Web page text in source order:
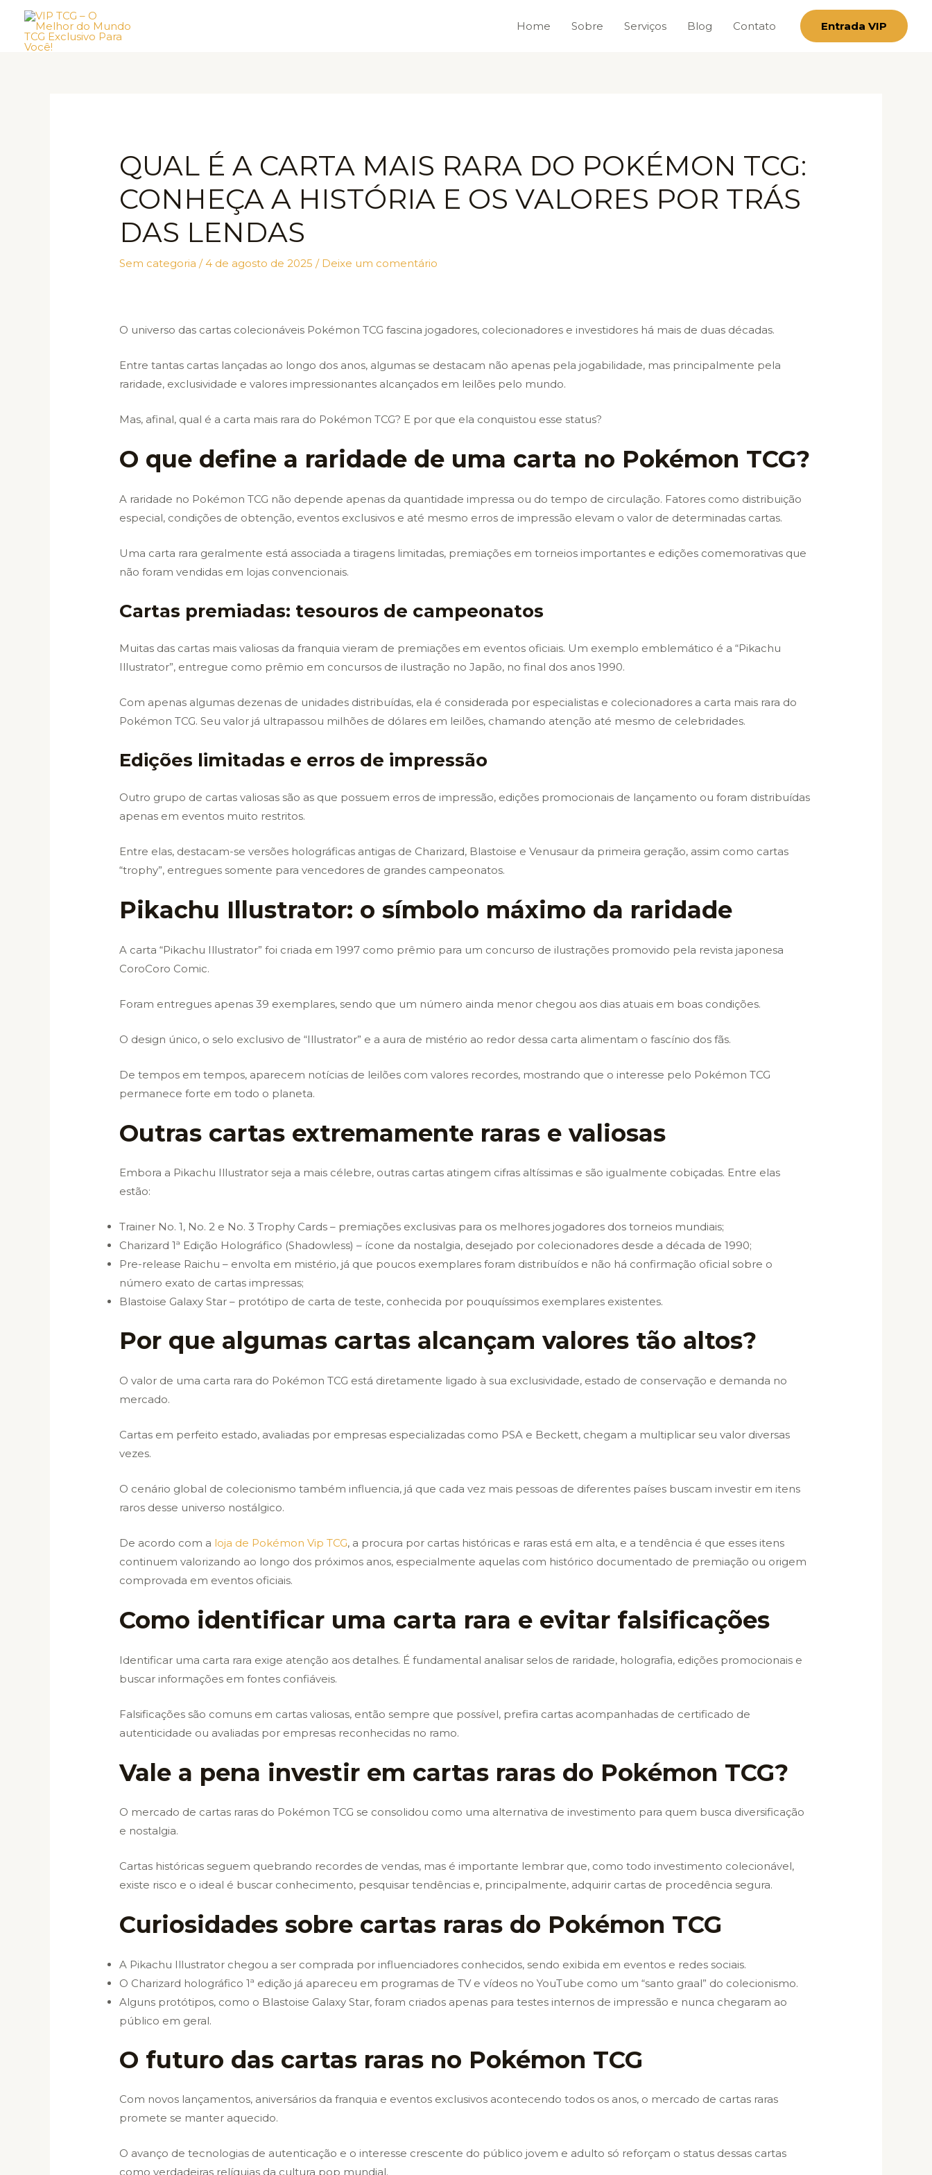
Home Sobre Serviços Blog Contato Entrada VIP
QUAL É A CARTA MAIS RARA DO POKÉMON TCG:
CONHEÇA A HISTÓRIA E OS VALORES POR TRÁS
DAS LENDAS
Sem categoria / 4 de agosto de 2025/ Deixe um comentário
O universo das cartas colecionáveis Pokémon TCG fascina jogadores, colecionadores e investidores há mais de duas décadas.
Entre tantas cartas lançadas ao longo dos anos, algumas se destacam não apenas pela jogabilidade, mas principalmente pela
raridade, exclusividade e valores impressionantes alcançados em leilões pelo mundo.
Mas, afinal, qual é a carta mais rara do Pokémon TCG? E por que ela conquistou esse status?
O que define a raridade de uma carta no Pokémon TCG?
A raridade no Pokémon TCG não depende apenas da quantidade impressa ou do tempo de circulação. Fatores como distribuição
especial, condições de obtenção, eventos exclusivos e até mesmo erros de impressão elevam o valor de determinadas cartas.
Uma carta rara geralmente está associada a tiragens limitadas, premiações em torneios importantes e edições comemorativas que
não foram vendidas em lojas convencionais.
Cartas premiadas: tesouros de campeonatos
Muitas das cartas mais valiosas da franquia vieram de premiações em eventos oficiais. Um exemplo emblemático é a “Pikachu
Illustrator”, entregue como prêmio em concursos de ilustração no Japão, no final dos anos 1990.
Com apenas algumas dezenas de unidades distribuídas, ela é considerada por especialistas e colecionadores a carta mais rara do
Pokémon TCG. Seu valor já ultrapassou milhões de dólares em leilões, chamando atenção até mesmo de celebridades.
Edições limitadas e erros de impressão
Outro grupo de cartas valiosas são as que possuem erros de impressão, edições promocionais de lançamento ou foram distribuídas
apenas em eventos muito restritos.
Entre elas, destacam-se versões holográficas antigas de Charizard, Blastoise e Venusaur da primeira geração, assim como cartas
“trophy”, entregues somente para vencedores de grandes campeonatos.
Pikachu Illustrator: o símbolo máximo da raridade
A carta “Pikachu Illustrator” foi criada em 1997 como prêmio para um concurso de ilustrações promovido pela revista japonesa
CoroCoro Comic.
Foram entregues apenas 39 exemplares, sendo que um número ainda menor chegou aos dias atuais em boas condições.
O design único, o selo exclusivo de “Illustrator” e a aura de mistério ao redor dessa carta alimentam o fascínio dos fãs.
De tempos em tempos, aparecem notícias de leilões com valores recordes, mostrando que o interesse pelo Pokémon TCG
permanece forte em todo o planeta.
Outras cartas extremamente raras e valiosas
Embora a Pikachu Illustrator seja a mais célebre, outras cartas atingem cifras altíssimas e são igualmente cobiçadas. Entre elas
estão:
Trainer No. 1, No. 2 e No. 3 Trophy Cards – premiações exclusivas para os melhores jogadores dos torneios mundiais;
Charizard 1ª Edição Holográfico (Shadowless) – ícone da nostalgia, desejado por colecionadores desde a década de 1990;
Pre-release Raichu – envolta em mistério, já que poucos exemplares foram distribuídos e não há confirmação oficial sobre o
número exato de cartas impressas;
Blastoise Galaxy Star – protótipo de carta de teste, conhecida por pouquíssimos exemplares existentes.
Por que algumas cartas alcançam valores tão altos?
O valor de uma carta rara do Pokémon TCG está diretamente ligado à sua exclusividade, estado de conservação e demanda no
mercado.
Cartas em perfeito estado, avaliadas por empresas especializadas como PSA e Beckett, chegam a multiplicar seu valor diversas
vezes.
O cenário global de colecionismo também influencia, já que cada vez mais pessoas de diferentes países buscam investir em itens
raros desse universo nostálgico.
De acordo com a loja de Pokémon Vip TCG, a procura por cartas históricas e raras está em alta, e a tendência é que esses itens
continuem valorizando ao longo dos próximos anos, especialmente aquelas com histórico documentado de premiação ou origem
comprovada em eventos oficiais.
Como identificar uma carta rara e evitar falsificações
Identificar uma carta rara exige atenção aos detalhes. É fundamental analisar selos de raridade, holografia, edições promocionais e
buscar informações em fontes confiáveis.
Falsificações são comuns em cartas valiosas, então sempre que possível, prefira cartas acompanhadas de certificado de
autenticidade ou avaliadas por empresas reconhecidas no ramo.
Vale a pena investir em cartas raras do Pokémon TCG?
O mercado de cartas raras do Pokémon TCG se consolidou como uma alternativa de investimento para quem busca diversificação
e nostalgia.
Cartas históricas seguem quebrando recordes de vendas, mas é importante lembrar que, como todo investimento colecionável,
existe risco e o ideal é buscar conhecimento, pesquisar tendências e, principalmente, adquirir cartas de procedência segura.
Curiosidades sobre cartas raras do Pokémon TCG
A Pikachu Illustrator chegou a ser comprada por influenciadores conhecidos, sendo exibida em eventos e redes sociais.
O Charizard holográfico 1ª edição já apareceu em programas de TV e vídeos no YouTube como um “santo graal” do colecionismo.
Alguns protótipos, como o Blastoise Galaxy Star, foram criados apenas para testes internos de impressão e nunca chegaram ao
público em geral.
O futuro das cartas raras no Pokémon TCG
Com novos lançamentos, aniversários da franquia e eventos exclusivos acontecendo todos os anos, o mercado de cartas raras
promete se manter aquecido.
O avanço de tecnologias de autenticação e o interesse crescente do público jovem e adulto só reforçam o status dessas cartas
como verdadeiras relíquias da cultura pop mundial.